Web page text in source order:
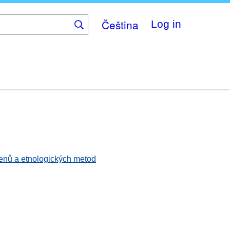
Čeština Log in
a etnologických metod